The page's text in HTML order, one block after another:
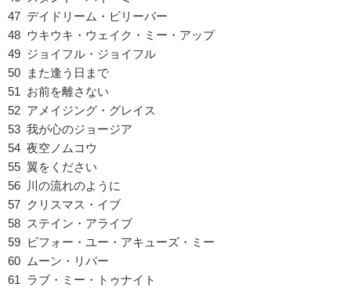
47 デイドリーム・ビリーバー
48 ウキウキ・ウェイク・ミー・アップ
49 ジョイフル・ジョイフル
50 また逢う日まで
51 お前を離さない
52 アメイジング・グレイス
53 我が心のジョージア
54 夜空ノムコウ
55 翼をください
56 川の流れのように
57 クリスマス・イブ
58 ステイン・アライブ
59 ビフォー・ユー・アキューズ・ミー
60 ムーン・リバー
61 ラブ・ミー・トゥナイト